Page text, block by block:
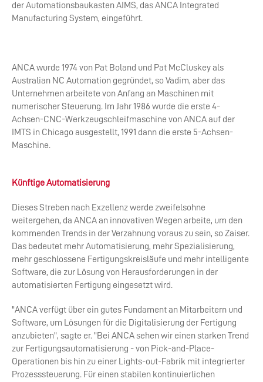
der Automationsbaukasten AIMS, das ANCA Integrated
Manufacturing System, eingeführt.
ANCA wurde 1974 von Pat Boland und Pat McCluskey als
Australian NC Automation gegründet, so Vadim, aber das
Unternehmen arbeitete von Anfang an Maschinen mit
numerischer Steuerung. Im Jahr 1986 wurde die erste 4-
Achsen-CNC-Werkzeugschleifmaschine von ANCA auf der
IMTS in Chicago ausgestellt, 1991 dann die erste 5-Achsen-
Maschine.
Künftige Automatisierung
Dieses Streben nach Exzellenz werde zweifelsohne
weitergehen, da ANCA an innovativen Wegen arbeite, um den
kommenden Trends in der Verzahnung voraus zu sein, so Zaiser.
Das bedeutet mehr Automatisierung, mehr Spezialisierung,
mehr geschlossene Fertigungskreisläufe und mehr intelligente
Software, die zur Lösung von Herausforderungen in der
automatisierten Fertigung eingesetzt wird.
"ANCA verfügt über ein gutes Fundament an Mitarbeitern und
Software, um Lösungen für die Digitalisierung der Fertigung
anzubieten", sagte er. "Bei ANCA sehen wir einen starken Trend
zur Fertigungsautomatisierung - von Pick-and-Place-
Operationen bis hin zu einer Lights-out-Fabrik mit integrierter
Prozesssteuerung. Für einen stabilen kontinuierlichen